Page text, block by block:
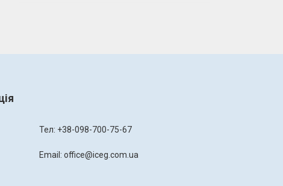
Тел: +38-098-700-75-67
Email: office@iceg.com.ua